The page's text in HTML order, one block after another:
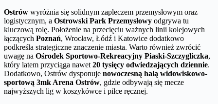
Ostrów wyróżnia się solidnym zapleczem przemysłowym oraz
logistycznym, a Ostrowski Park Przemysłowy odgrywa tu
kluczową rolę. Położenie na przecięciu ważnych linii kolejowych
łączących Poznań, Wrocław, Łódź i Katowice dodatkowo
podkreśla strategiczne znaczenie miasta. Warto również zwrócić
uwagę na Ośrodek Sportowo-Rekreacyjny Piaski-Szczygliczka,
który latem przyciąga nawet 20 tysięcy odwiedzających dziennie.
Dodatkowo, Ostrów dysponuje nowoczesną halą widowiskowo-
sportową 3mk Arena Ostrów, gdzie odbywają się mecze
najwyższych lig w koszykówce i piłce ręcznej.